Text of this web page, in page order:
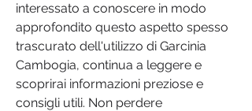
interessato a conoscere in modo
approfondito questo aspetto spesso
trascurato dell'utilizzo di Garcinia
Cambogia, continua a leggere e
scoprirai informazioni preziose e
consigli utili. Non perdere